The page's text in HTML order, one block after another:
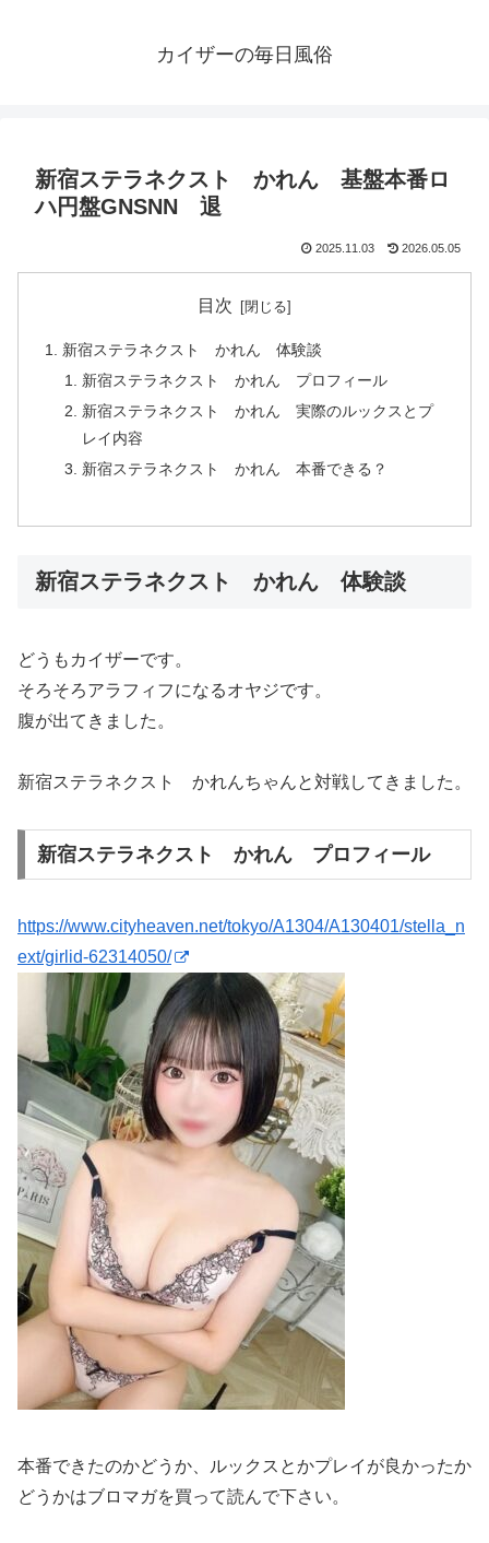
カイザーの毎日風俗
新宿ステラネクスト かれん 基盤本番ロ
ハ円盤GNSNN 退
2025.11.03 2026.05.05
目次
新宿ステラネクスト かれん 体験談
新宿ステラネクスト かれん プロフィール
新宿ステラネクスト かれん 実際のルックスとプ
レイ内容
新宿ステラネクスト かれん 本番できる？
新宿ステラネクスト かれん 体験談
どうもカイザーです。
そろそろアラフィフになるオヤジです。
腹が出てきました。
新宿ステラネクスト かれんちゃんと対戦してきました。
新宿ステラネクスト かれん プロフィール
https://www.cityheaven.net/tokyo/A1304/A130401/stella_n
ext/girlid-62314050/
本番できたのかどうか、ルックスとかプレイが良かったか
どうかはブロマガを買って読んで下さい。